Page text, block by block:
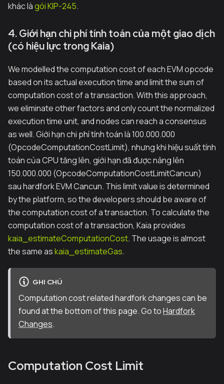
khác làgói KIP-245.
4. Giới hạn chi phí tính toán của một giao dịch
(có hiệu lực trong Kaia)
We modelled the computation cost of each EVM opcode
based on its actual execution time and limit the sum of
computation cost of a transaction. With this approach,
we eliminate other factors and only count the normalized
execution time unit, and nodes can reach a consensus
as well. Giới hạn chi phí tính toán là 100.000.000
(OpcodeComputationCostLimit), nhưng khi hiệu suất tính
toán của CPU tăng lên, giới hạn đã được nâng lên
150.000.000 (OpcodeComputationCostLimitCancun)
sau hardfork EVM Cancun. This limit value is determined
by the platform, so the developers should be aware of
the computation cost of a transaction. To calculate the
computation cost of a transaction, Kaia provides
kaia_estimateComputationCost. The usage is almost
the same askaia_estimateGas.
GHI CHÚ
Computation cost related hardfork changes can be
found at the bottom of this page. Go toHardfork
Changes.
Computation Cost Limit